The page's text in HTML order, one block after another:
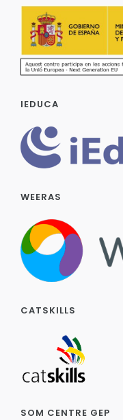
IEDUCA
WEERAS
CATSKILLS
SOM CENTRE GEP